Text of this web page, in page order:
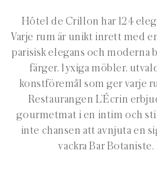
Hôtel de Crillon har 124
Varje rum är unikt inrett med
parisisk elegans och moderna
färger, lyxiga möbler,
konstföremål som ger varje
Restaurangen L’Écrin
gourmetmat i en intim och
inte chansen att avnjuta en
vackra Bar